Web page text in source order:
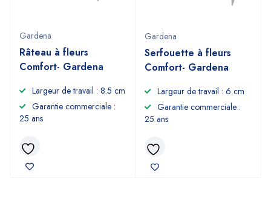
Gardena
Râteau à fleurs
Comfort- Gardena
Largeur de travail : 8.5 cm
Garantie commerciale :
25 ans
Gardena
Serfouette à fleurs
Comfort- Gardena
Largeur de travail : 6 cm
Garantie commerciale :
25 ans